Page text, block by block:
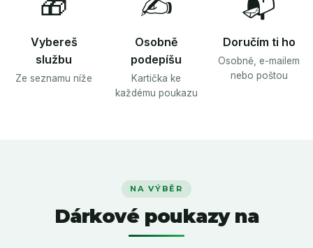
Vybereš
službu
Ze seznamu níže
Osobně
podepíšu
Kartička ke
každému poukazu
Doručím ti ho
Osobně, e-mailem
nebo poštou
NA VÝBĚR
Dárkové poukazy na